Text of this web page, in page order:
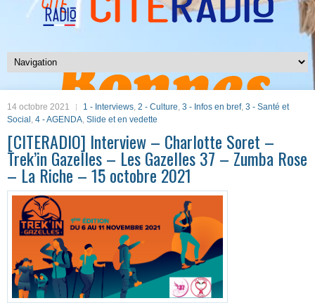
14 octobre 2021 1 - Interviews, 2 - Culture, 3 - Infos en bref, 3 - Santé et
Social , 4 - AGENDA, Slide et en vedette
[CITERADIO] Interview – Charlotte Soret –
Trek’in Gazelles – Les Gazelles 37 – Zumba Rose
– La Riche – 15 octobre 2021